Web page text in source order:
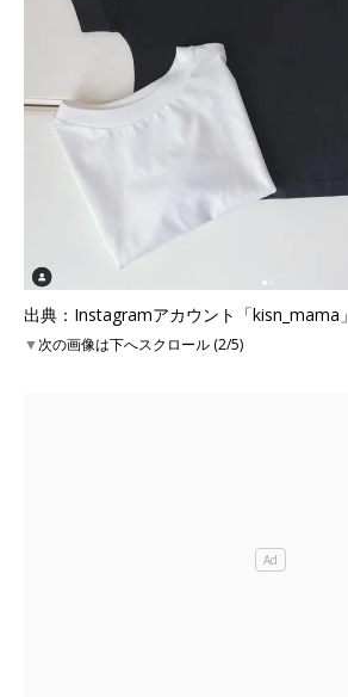
出典：Instagramアカウント「kisn_mama」
▼次の画像は下へスクロール (2/5)